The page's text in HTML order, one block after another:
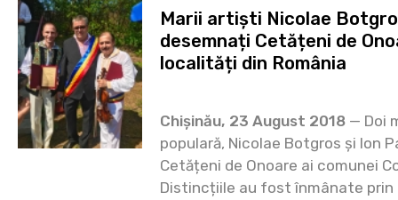
Marii artiști Nicolae
desemnați Cetățeni de
localități din România
Chișinău, 23 August 2018 — Doi
populară, Nicolae Botgros și Ion
Cetățeni de Onoare ai comunei
Distincțiile au fost înmânate prin